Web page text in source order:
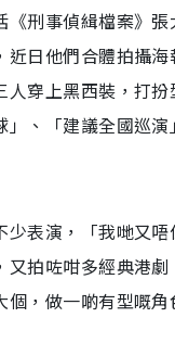
刑事偵緝檔案》
日他們合體拍攝
人穿上黑西裝，打
、「建議全國巡演
表演，「我哋又
拍咗咁多經典港
，做一啲有型嘅